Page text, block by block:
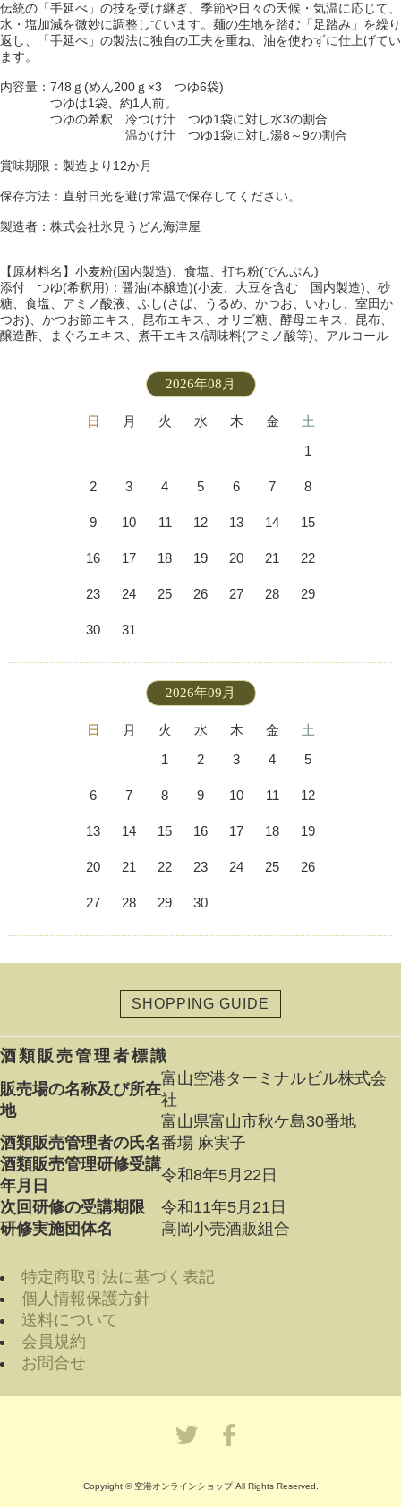
伝統の「手延べ」の技を受け継ぎ、季節や日々の天候・気温に応じて、
水・塩加減を微妙に調整しています。麺の生地を踏む「足踏み」を繰り
返し、「手延べ」の製法に独自の工夫を重ね、油を使わずに仕上げてい
ます。
内容量：748ｇ(めん200ｇ×3 つゆ6袋)
つゆは1袋、約1人前。
つゆの希釈 冷つけ汁 つゆ1袋に対し水3の割合
温かけ汁 つゆ1袋に対し湯8～9の割合
賞味期限：製造より12か月
保存方法：直射日光を避け常温で保存してください。
製造者：株式会社氷見うどん海津屋
【原材料名】小麦粉(国内製造)、食塩、打ち粉(でんぷん)
添付 つゆ(希釈用)：醤油(本醸造)(小麦、大豆を含む 国内製造)、砂
糖、食塩、アミノ酸液、ふし(さば、うるめ、かつお、いわし、室田か
つお)、かつお節エキス、昆布エキス、オリゴ糖、酵母エキス、昆布、
醸造酢、まぐろエキス、煮干エキス/調味料(アミノ酸等)、アルコール
2026年08月
日 月 火 水 木 金
土
1
2 3 4 5 6 7 8
9 10 11 12 13 14 15
16 17 18 19 20 21 22
23 24 25 26 27 28 29
30 31
2026年09月
日 月 火 水 木 金
土
1
2 3 4 5
6 7 8 9 10 11 12
13 14 15 16 17 18 19
20 21 22 23 24 25 26
27 28 29 30
SHOPPING GUIDE
酒類販売管理者標識
販売場の名称及び所在
地
富山空港ターミナルビル株式会
社
富山県富山市秋ケ島30番地
酒類販売管理者の氏名番場 麻実子
酒類販売管理研修受講
年月日
令和8年5月22日
次回研修の受講期限
令和11年5月21日
研修実施団体名
高岡小売酒販組合
特定商取引法に基づく表記
個人情報保護方針
送料について
会員規約
お問合せ
Copyright © 空港オンラインショップ All Rights Reserved.